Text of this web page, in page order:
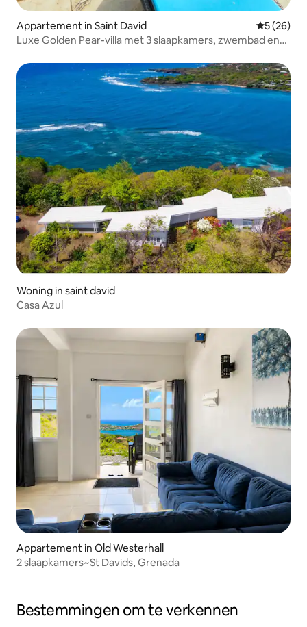
Appartement in Saint David
5 (26)
Luxe Golden Pear-villa met 3 slaapkamers, zwembad en
Woning in saint david
Casa Azul
Appartement in Old Westerhall
2 slaapkamers~St Davids, Grenada
Bestemmingen om te verkennen